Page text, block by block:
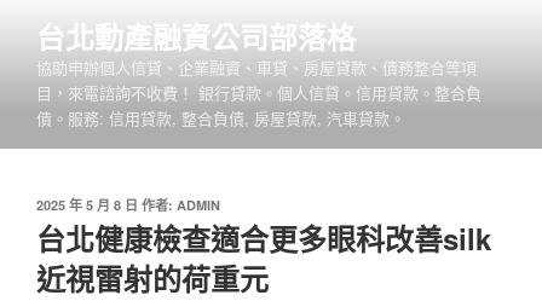
台北動產融資公司部落格
協助申辦個人信貸、企業融資、車貸、房屋貸款、債務整合等項
目，來電諮詢不收費！ 銀行貸款。個人信貸。信用貸款。整合負
債。服務: 信用貸款, 整合負債, 房屋貸款, 汽車貸款。
發
佈
於
2025 年 5 月 8 日 作者: ADMIN
台北健康檢查適合更多眼科改善silk
近視雷射的荷重元